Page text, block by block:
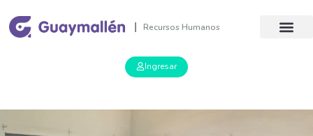
Recursos Humanos
Ingresar